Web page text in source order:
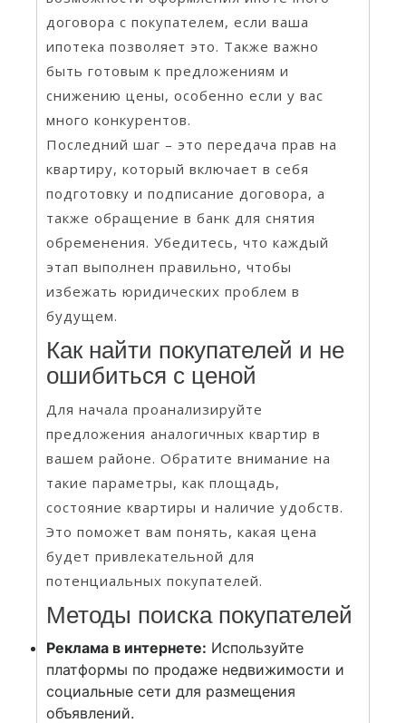
договора с покупателем, если ваша
ипотека позволяет это. Также важно
быть готовым к предложениям и
снижению цены, особенно если у вас
много конкурентов.
Последний шаг – это передача прав на
квартиру, который включает в себя
подготовку и подписание договора, а
также обращение в банк для снятия
обременения. Убедитесь, что каждый
этап выполнен правильно, чтобы
избежать юридических проблем в
будущем.
Как найти покупателей и не
ошибиться с ценой
Для начала проанализируйте
предложения аналогичных квартир в
вашем районе. Обратите внимание на
такие параметры, как площадь,
состояние квартиры и наличие удобств.
Это поможет вам понять, какая цена
будет привлекательной для
потенциальных покупателей.
Методы поиска покупателей
Реклама в интернете: Используйте
платформы по продаже недвижимости и
социальные сети для размещения
объявлений.